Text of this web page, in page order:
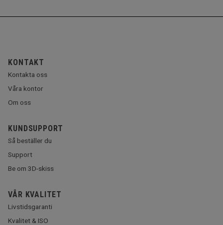
KONTAKT
Kontakta oss
Våra kontor
Om oss
KUNDSUPPORT
Så beställer du
Support
Be om 3D-skiss
VÅR KVALITET
Livstidsgaranti
Kvalitet & ISO